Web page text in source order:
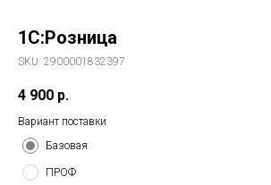
1С:Розница
SKU: 2900001832397
4 900 р.
Вариант поставки
Базовая
ПРОФ